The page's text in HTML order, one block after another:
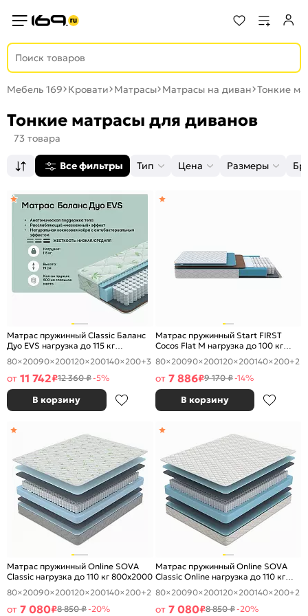
Мебель 169 Кровати Матрасы Матрасы на диван Тонкие
Тонкие матрасы для диванов
73 товара
Все фильтры Тип Цена Размеры
Матрас пружинный Classic Баланс
Дуо EVS нагрузка до 115 кг
800x2000
80×20090×200120×200140×200+3
от 11 742₽12 360 ₽-5%
В корзину
Матрас пружинный Start FIRST
Cocos Flat M нагрузка до 100 кг
800x2000
80×20090×200120×200140×200+2
от 7 886₽9 170 ₽-14%
В корзину
Матрас пружинный Online SOVA
Classic нагрузка до 110 кг 800x2000
80×20090×200120×200140×200+2
от 7 080₽8 850 ₽-20%
Матрас пружинный Online SOVA
Classic Online нагрузка до 110 кг
800x2000
80×20090×200120×200140×200+2
от 7 080₽8 850 ₽-20%